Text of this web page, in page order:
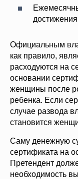
Официальным
как правило,
расходуются на
основании
женщины после
ребенка. Если
случае развода
становится
Саму денежную
сертификата на
Претендент
необходимость